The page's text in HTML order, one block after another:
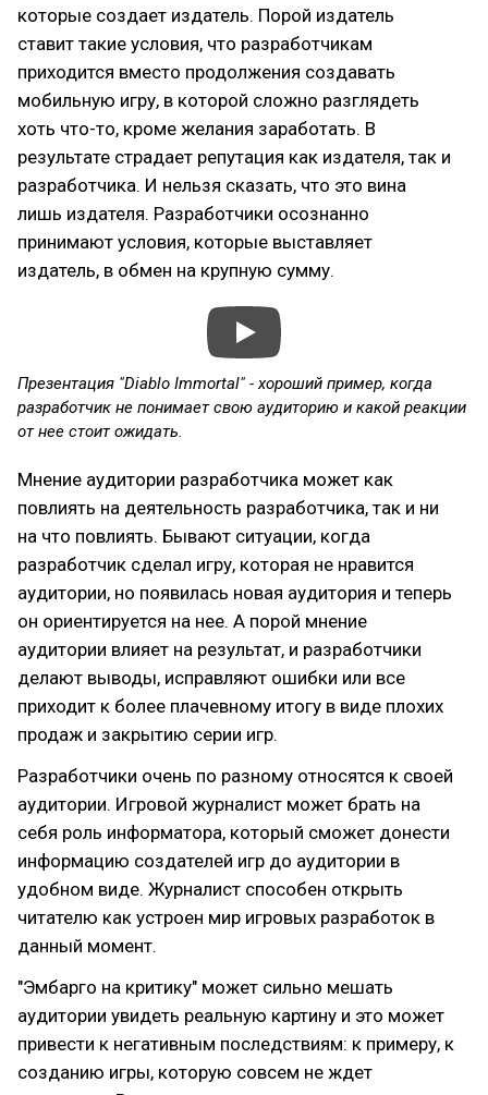
которые создает издатель. Порой издатель
ставит такие условия, что разработчикам
приходится вместо продолжения создавать
мобильную игру, в которой сложно разглядеть
хоть что-то, кроме желания заработать. В
результате страдает репутация как издателя, так и
разработчика. И нельзя сказать, что это вина
лишь издателя. Разработчики осознанно
принимают условия, которые выставляет
издатель, в обмен на крупную сумму.
Презентация "Diablo Immortal" - хороший пример, когда
разработчик не понимает свою аудиторию и какой реакции
от нее стоит ожидать.
Мнение аудитории разработчика может как
повлиять на деятельность разработчика, так и ни
на что повлиять. Бывают ситуации, когда
разработчик сделал игру, которая не нравится
аудитории, но появилась новая аудитория и теперь
он ориентируется на нее. А порой мнение
аудитории влияет на результат, и разработчики
делают выводы, исправляют ошибки или все
приходит к более плачевному итогу в виде плохих
продаж и закрытию серии игр.
Разработчики очень по разному относятся к своей
аудитории. Игровой журналист может брать на
себя роль информатора, который сможет донести
информацию создателей игр до аудитории в
удобном виде. Журналист способен открыть
читателю как устроен мир игровых разработок в
данный момент.
"Эмбарго на критику" может сильно мешать
аудитории увидеть реальную картину и это может
привести к негативным последствиям: к примеру, к
созданию игры, которую совсем не ждет